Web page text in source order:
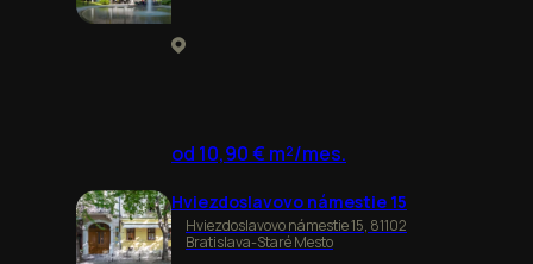
od 10,90 € m²/mes.
Hviezdoslavovo námestie 15
Hviezdoslavovo námestie 15, 81102
Bratislava-Staré Mesto